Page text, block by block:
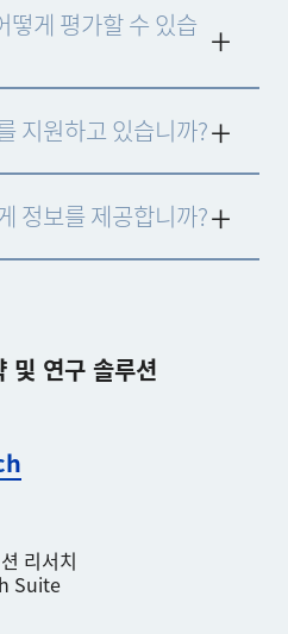
떻게 평가할 수 있습
지원하고 있습니까?
정보를 제공합니까?
및 연구 솔루션
리서치
Suite